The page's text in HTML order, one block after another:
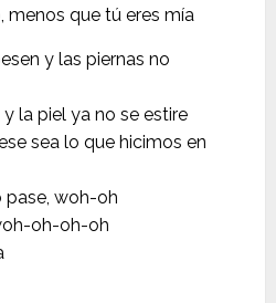
menos que tú eres mía
y las piernas no
la piel ya no se estire
sea lo que hicimos en
pase, woh-oh
oh-oh-oh